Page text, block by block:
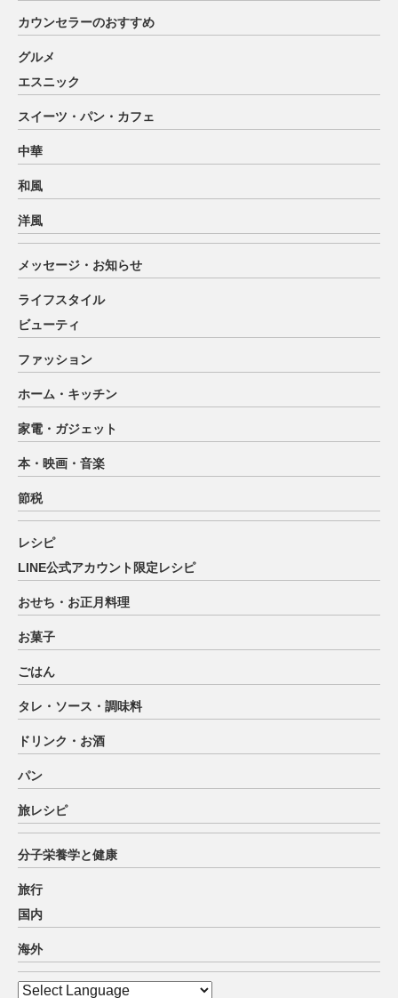
カウンセラーのおすすめ
グルメ
エスニック
スイーツ・パン・カフェ
中華
和風
洋風
メッセージ・お知らせ
ライフスタイル
ビューティ
ファッション
ホーム・キッチン
家電・ガジェット
本・映画・音楽
節税
レシピ
LINE公式アカウント限定レシピ
おせち・お正月料理
お菓子
ごはん
タレ・ソース・調味料
ドリンク・お酒
パン
旅レシピ
分子栄養学と健康
旅行
国内
海外